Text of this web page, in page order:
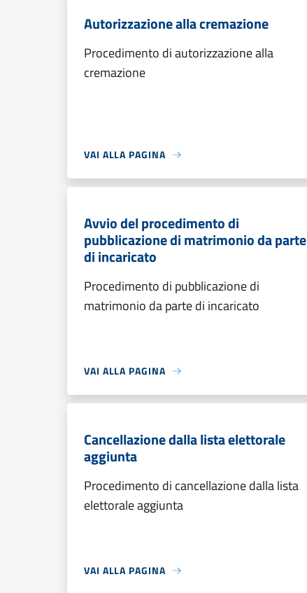
Autorizzazione alla cremazione
Procedimento di autorizzazione alla
cremazione
VAI ALLA PAGINA
Avvio del procedimento di
pubblicazione di matrimonio da parte
di incaricato
Procedimento di pubblicazione di
matrimonio da parte di incaricato
VAI ALLA PAGINA
Cancellazione dalla lista elettorale
aggiunta
Procedimento di cancellazione dalla lista
elettorale aggiunta
VAI ALLA PAGINA